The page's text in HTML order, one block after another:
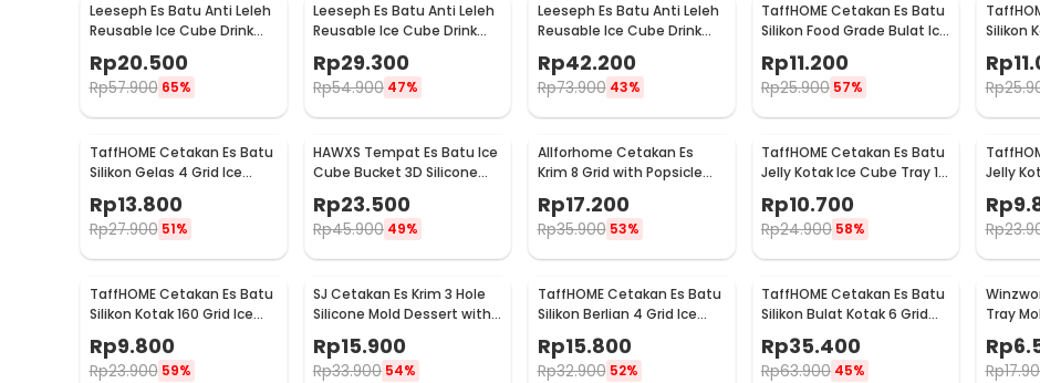
Leeseph Es Batu Anti Leleh
Reusable Ice Cube Drink
W0043
Rp20.500
Rp57.900 65%
Leeseph Es Batu Anti Leleh
Reusable Ice Cube Drink
Stainless Steel 304 6 PCS -
W0043
Rp29.300
Rp54.900 47%
Leeseph Es Batu Anti Leleh
Reusable Ice Cube Drink
W0043
Rp42.200
Rp73.900 43%
TaffHOME Cetakan Es Batu
Silikon Food Grade Bulat Ice
Rp11.200
Rp25.900 57%
Silikon
Rp
Rp
TaffHOME Cetakan Es Batu
Silikon Gelas 4 Grid Ice
Cube Mold - TM13027
Rp13.800
Rp27.900 51%
HAWXS Tempat Es Batu Ice
Cube Bucket 3D Silicone
Mold - C01
Rp23.500
Rp45.900 49%
Allforhome Cetakan Es
Krim 8 Grid with Popsicle
Rp17.200
Rp35.900 53%
TaffHOME Cetakan Es Batu
Jelly Kotak Ice Cube Tray 12
Rp10.700
Rp24.900 58%
Jelly
48 Grid
Rp
Rp
TaffHOME Cetakan Es Batu
Silikon Kotak 160 Grid Ice
Cube Tray - DY0973
Rp9.800
Rp23.900 59%
SJ Cetakan Es Krim 3 Hole
Silicone Mold Dessert with
JSC8004
Rp15.900
Rp33.900 54%
TaffHOME Cetakan Es Batu
Silikon Berlian 4 Grid Ice
Cube Mold - A1871
Rp15.800
Rp32.900 52%
TaffHOME Cetakan Es Batu
Silikon Bulat Kotak 6 Grid
Ice Cube 2 PCS - CW76685
Rp35.400
Rp63.900 45%
Tray
Bar -
Rp
Rp